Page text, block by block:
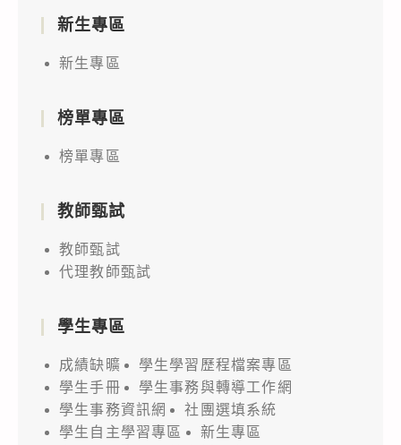
新生專區
新生專區
榜單專區
榜單專區
教師甄試
教師甄試
代理教師甄試
學生專區
成績缺曠
學生學習歷程檔案專區
學生手冊
學生事務與轉導工作網
學生事務資訊網
社團選填系統
學生自主學習專區
新生專區